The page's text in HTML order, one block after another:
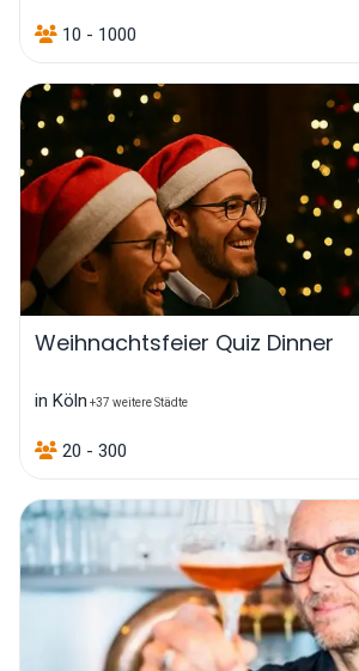
10 - 1000
Weihnachtsfeier Quiz Dinner
in Köln +37 weitere Städte
20 - 300